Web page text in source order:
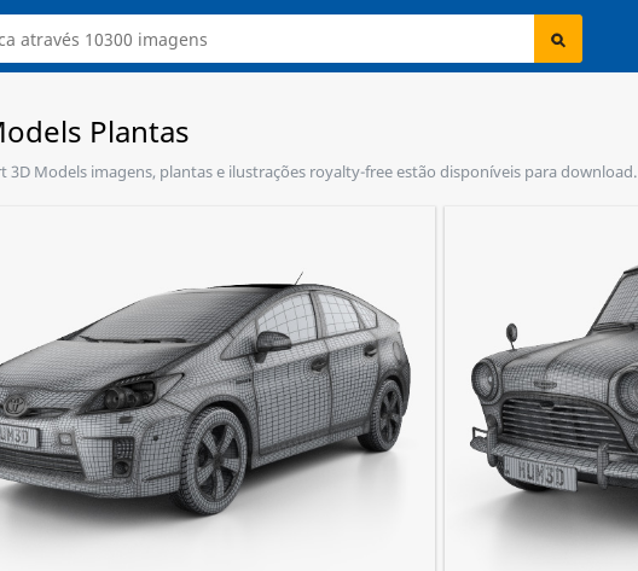
Plantas
3D Models imagens, plantas e ilustrações royalty-free estão disponíveis para download.